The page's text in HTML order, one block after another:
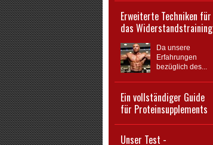
Erweiterte Techniken für
das Widerstandstraining
Da unsere
Erfahrungen
bezüglich des...
Ein vollständiger Guide
für Proteinsupplements
Unser Test -